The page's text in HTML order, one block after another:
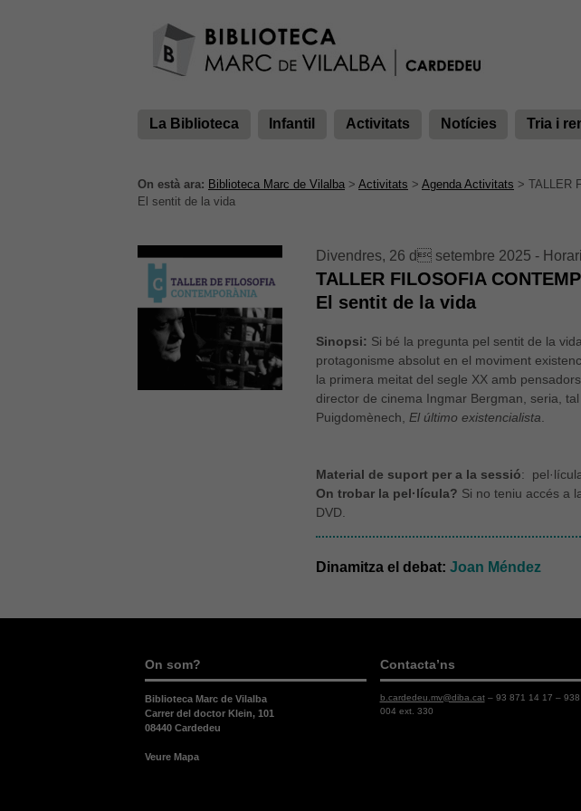
La Biblioteca Infantil Activitats Notícies Tria i
On està ara: Biblioteca Marc de Vilalba > Activitats > Agenda Activitats > TALLER
El sentit de la vida
Divendres, 26 d setembre 2025 -
TALLER FILOSOFIA
El sentit de la vida
Sinopsi: Si bé la pregunta pel sentit de la
protagonisme absolut en el moviment
la primera meitat del segle XX amb
director de cinema Ingmar Bergman, seria,
Puigdomènech, El último existencialista
Material de suport per a la sessió:
On trobar la pel·lícula? Si no teniu accés a
DVD.
Dinamitza el debat:Joan Méndez
On som?
Biblioteca Marc de Vilalba
Carrer del doctor Klein, 101
08440 Cardedeu
Veure Mapa
Contacta’ns
b.cardedeu.mv@diba.cat– 93 871 14 17 – 938
004 ext. 330